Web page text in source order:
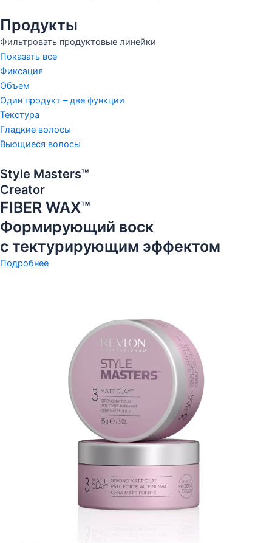
Продукты
Фильтровать продуктовые линейки
Показать все
Фиксация
Объем
Один продукт – две функции
Текстура
Гладкие волосы
Вьющиеся волосы
Style Masters™
Creator
FIBER WAX™
Формирующий воск
с тектурирующим эффектом
Подробнее